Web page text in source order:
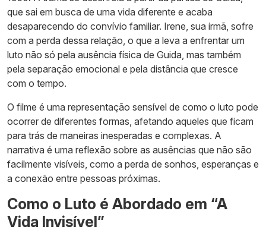
que sai em busca de uma vida diferente e acaba
desaparecendo do convívio familiar. Irene, sua irmã, sofre
com a perda dessa relação, o que a leva a enfrentar um
luto não só pela ausência física de Guida, mas também
pela separação emocional e pela distância que cresce
com o tempo.
O filme é uma representação sensível de como o luto pode
ocorrer de diferentes formas, afetando aqueles que ficam
para trás de maneiras inesperadas e complexas. A
narrativa é uma reflexão sobre as ausências que não são
facilmente visíveis, como a perda de sonhos, esperanças e
a conexão entre pessoas próximas.
Como o Luto é Abordado em “A
Vida Invisível”